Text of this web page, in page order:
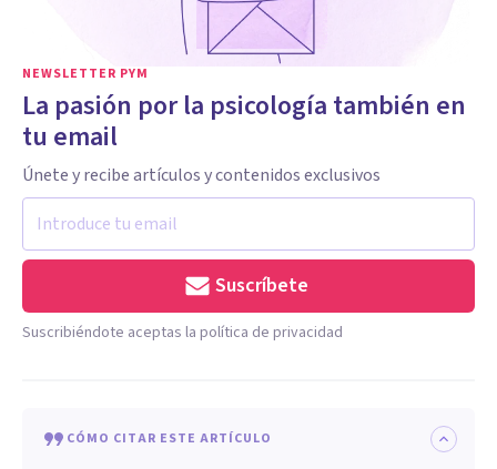
NEWSLETTER PYM
La pasión por la psicología también en
tu email
Únete y recibe artículos y contenidos exclusivos
Suscríbete
Suscribiéndote aceptas la política de privacidad
CÓMO CITAR ESTE ARTÍCULO